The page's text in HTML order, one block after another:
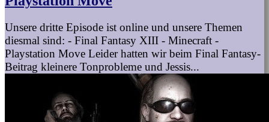
Unsere dritte Episode ist online und unsere Themen
diesmal sind: - Final Fantasy XIII - Minecraft -
Playstation Move Leider hatten wir beim Final Fantasy-
Beitrag kleinere Tonprobleme und Jessis...